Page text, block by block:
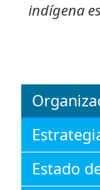
indígena
Estado